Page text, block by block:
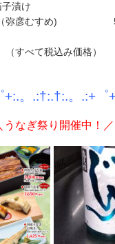
金茄子漬け
（弥彦むすめ)
老汁
（すべて税込み価格）
+:.。.:†:.†:.。.:+゜
うなぎ祭り開催中！／